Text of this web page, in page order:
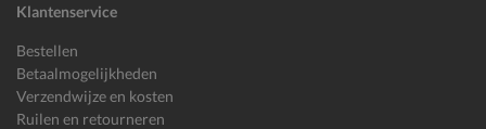
Klantenservice
Bestellen
Betaalmogelijkheden
Verzendwijze en kosten
Ruilen en retourneren